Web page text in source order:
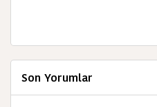
Son Yorumlar